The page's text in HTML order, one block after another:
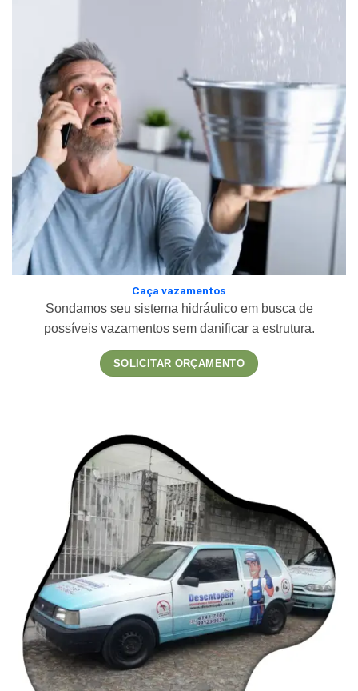
Caça vazamentos
Sondamos seu sistema hidráulico em busca de
possíveis vazamentos sem danificar a estrutura.
SOLICITAR ORÇAMENTO